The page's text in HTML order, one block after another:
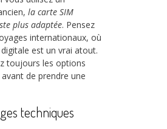
la carte SIM
plus adaptée. Pensez
internationaux, où
est un vrai atout.
toujours les options
de prendre une
techniques